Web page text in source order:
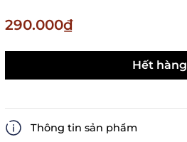
290.000₫
Hết hàng
Thông tin sản phẩm